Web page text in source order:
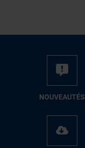
NOUVEAUTÉS